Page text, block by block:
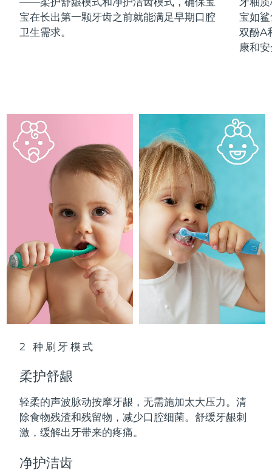
宝在长出第一颗牙齿之前就能满足早期口腔
卫生需求。
宝如
双酚A
康和
2 种刷牙模式
柔护舒龈
轻柔的声波脉动按摩牙龈，无需施加太大压力。清
除食物残渣和残留物，减少口腔细菌。舒缓牙龈刺
激，缓解出牙带来的疼痛。
净护洁齿
PEACH™ Cooling Prep Gel
ESPADA™ Blemish Solution
眼部护肤
Advanced pore care essentials
牙齿美白
issa™ Teeth Whitening Gel
护肤品 男士
全部购买
FOREO APP
关于我们
冰岛 预计送达日期 8/12/26
印度尼西亚 8/9/26
以色列 8/15/26
意大利 预计送达日期 8/11/26
预计送达日期
预计送达日期
哈萨克斯坦 预计送达日期8/13/26
科威特 预计送达日期 8/11/26
拉脱维亚 预计送达日期 8/11/26
黎巴嫩 预计送达日期
立陶宛
卢森堡
中国澳门特别行政区 预计送达日期8/13/26
马来西亚
马耳他